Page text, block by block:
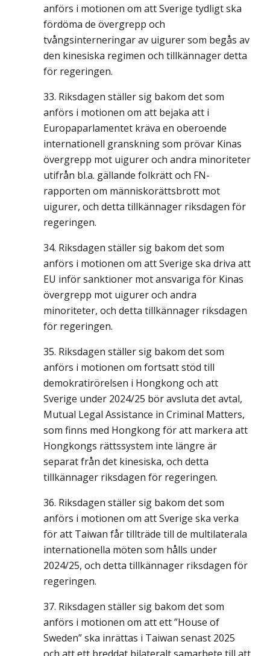
anförs i motionen om att Sverige tydligt ska
fördöma de övergrepp och
tvångsinterneringar av uigurer som begås av
den kinesiska regimen och tillkännager detta
för regeringen.
Riksdagen ställer sig bakom det som
anförs i motionen om att bejaka att i
Europaparlamentet kräva en oberoende
internationell granskning som prövar Kinas
övergrepp mot uigurer och andra minoriteter
utifrån bl.a. gällande folkrätt och FN-
rapporten om människorättsbrott mot
uigurer, och detta tillkännager riksdagen för
regeringen.
Riksdagen ställer sig bakom det som
anförs i motionen om att Sverige ska driva att
EU inför sanktioner mot ansvariga för Kinas
övergrepp mot uigurer och andra
minoriteter, och detta tillkännager riksdagen
för regeringen.
Riksdagen ställer sig bakom det som
anförs i motionen om fortsatt stöd till
demokratirörelsen i Hongkong och att
Sverige under 2024/25 bör avsluta det avtal,
Mutual Legal Assistance in Criminal Matters,
som finns med Hongkong för att markera att
Hongkongs rättssystem inte längre är
separat från det kinesiska, och detta
tillkännager riksdagen för regeringen.
Riksdagen ställer sig bakom det som
anförs i motionen om att Sverige ska verka
för att Taiwan får tillträde till de multilaterala
internationella möten som hålls under
2024/25, och detta tillkännager riksdagen för
regeringen.
Riksdagen ställer sig bakom det som
anförs i motionen om att ett ”House of
Sweden” ska inrättas i Taiwan senast 2025